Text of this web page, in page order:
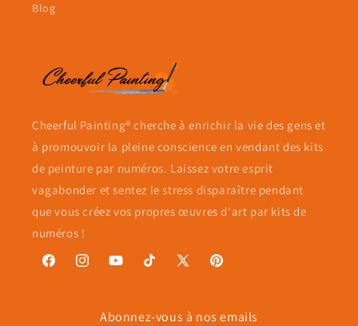
Blog
Cheerful Painting® cherche à enrichir la vie des gens et
à promouvoir la pleine conscience en vendant des kits
de peinture par numéros. Laissez votre esprit
vagabonder et sentez le stress disparaître pendant
que vous créez vos propres œuvres d'art par kits de
numéros !
FacebookInstagramYouTubeTikTok
X
Pinterest
Abonnez-vous à nos emails